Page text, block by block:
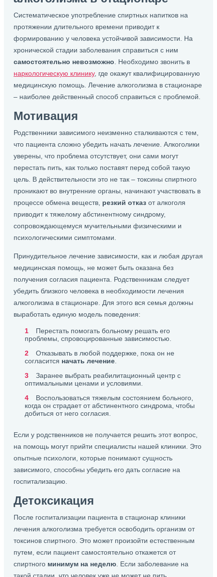
Систематическое употребление спиртных напитков на
протяжении длительного времени приводит к
формированию у человека устойчивой зависимости. На
хронической стадии заболевания справиться с ним
самостоятельно невозможно . Необходимо звонить в
наркологическую клинику, где окажут квалифицированную
медицинскую помощь. Лечение алкоголизма в стационаре
– наиболее действенный способ справиться с проблемой.
Мотивация
Родственники зависимого неизменно сталкиваются с тем,
что пациента сложно убедить начать лечение. Алкоголики
уверены, что проблема отсутствует, они сами могут
перестать пить, как только поставят перед собой такую
цель. В действительности это не так – токсины спиртного
проникают во внутренние органы, начинают участвовать в
процессе обмена веществ, резкий отказ от алкоголя
приводит к тяжелому абстинентному синдрому,
сопровождающемуся мучительными физическими и
психологическими симптомами.
Принудительное лечение зависимости, как и любая другая
медицинская помощь, не может быть оказана без
получения согласия пациента. Родственникам следует
убедить близкого человека в необходимости лечения
алкоголизма в стационаре. Для этого вся семья должны
выработать единую модель поведения:
Перестать помогать больному решать его
проблемы, спровоцированные зависимостью.
Отказывать в любой поддержке, пока он не
согласится начать лечение
Заранее выбрать реабилитационный центр с
оптимальными ценами и условиями.
Воспользоваться тяжелым состоянием больного,
когда он страдает от абстинентного синдрома, чтобы
добиться от него согласия.
Если у родственников не получается решить этот вопрос,
на помощь могут прийти специалисты нашей клиники. Это
опытные психологи, которые понимают сущность
зависимого, способны убедить его дать согласие на
госпитализацию.
Детоксикация
После госпитализации пациента в стационар клиники
лечения алкоголизма требуется освободить организм от
токсинов спиртного. Это может произойти естественным
путем, если пациент самостоятельно откажется от
спиртного минимум на неделю . Если заболевание на